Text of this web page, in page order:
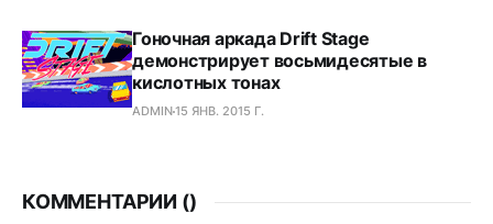
Гоночная аркада Drift Stage
демонстрирует восьмидесятые в
кислотных тонах
ADMIN15 ЯНВ. 2015 Г.
КОММЕНТАРИИ ()